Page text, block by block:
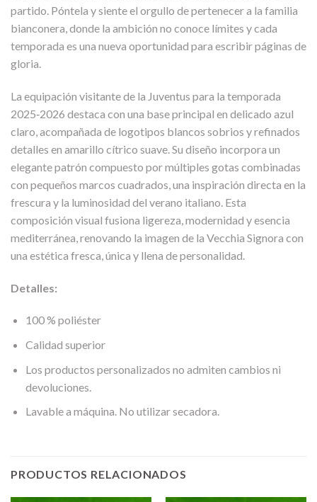
partido. Póntela y siente el orgullo de pertenecer a la familia
bianconera, donde la ambición no conoce límites y cada
temporada es una nueva oportunidad para escribir páginas de
gloria.
La equipación visitante de la Juventus para la temporada
2025‑2026 destaca con una base principal en delicado azul
claro, acompañada de logotipos blancos sobrios y refinados
detalles en amarillo cítrico suave. Su diseño incorpora un
elegante patrón compuesto por múltiples gotas combinadas
con pequeños marcos cuadrados, una inspiración directa en la
frescura y la luminosidad del verano italiano. Esta
composición visual fusiona ligereza, modernidad y esencia
mediterránea, renovando la imagen de la Vecchia Signora con
una estética fresca, única y llena de personalidad.
Detalles:
100 % poliéster
Calidad superior
Los productos personalizados no admiten cambios ni
devoluciones.
Lavable a máquina. No utilizar secadora.
PRODUCTOS RELACIONADOS